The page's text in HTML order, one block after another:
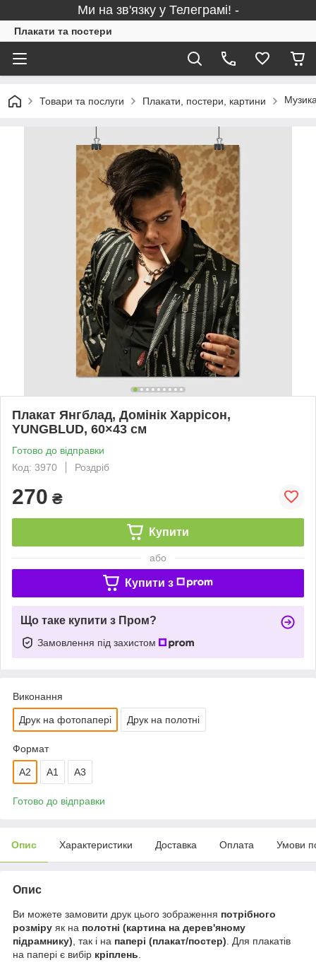
Ми на зв'язку у Телеграмі! -
Плакати та постери
Товари та послуги Плакати, постери, картини
Плакат Янгблад, Домінік Харрісон,
YUNGBLUD, 60×43 см
Готово до відправки
Код: 3970
Роздріб
270 ₴
Купити
або
Купити з
Що таке купити з Пром?
Замовлення під захистом
Виконання
Друк на фотопапері Друк на полотні
Формат
A2 А1 A3
Готово до відправки
Опис Характеристики Доставка Оплата Умови
Опис
Ви можете замовити друк цього зображення потрібного
розміру як на полотні (картина на дерев'яному
підрамнику) , так і на папері (плакат/постер) . Для плакатів
на папері є вибір кріплень